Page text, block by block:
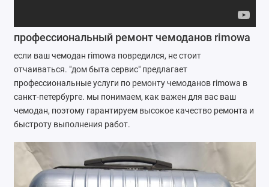
Ремонт мобильных телефонов
Швейный цех
Гравировка
Макеты для печати на кружках
профессиональный ремонт чемоданов rimowa
если ваш чемодан rimowa повредился, не стоит
отчаиваться. "дом быта сервис" предлагает
профессиональные услуги по ремонту чемоданов rimowa в
санкт-петербурге. мы понимаем, как важен для вас ваш
чемодан, поэтому гарантируем высокое качество ремонта и
быстроту выполнения работ.